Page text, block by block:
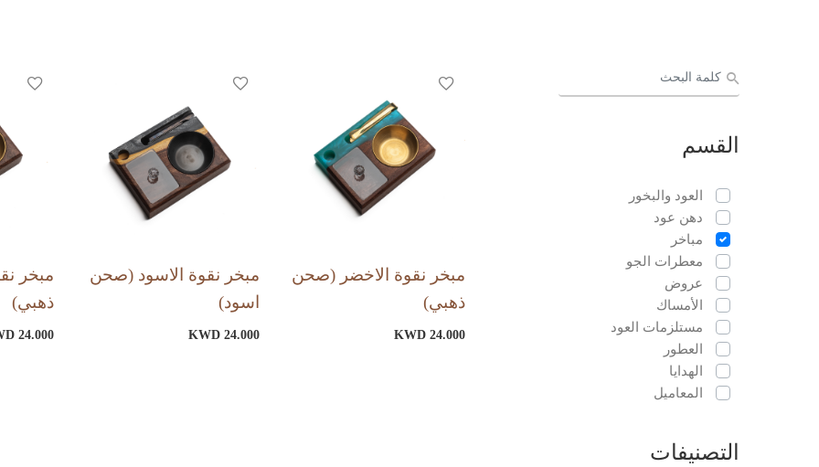
القسم
العود والبخور
دهن عود
مباخر
معطرات الجو
عروض
الأمساك
مستلزمات العود
العطور
الهدايا
المعاميل
التصنيفات
مبخر نقوة الاخضر (صحن
ذهبي)
KWD 24.000
مبخر نقوة الاسود (صحن
اسود)
KWD 24.000
مبخر
ذهبي)
24.000